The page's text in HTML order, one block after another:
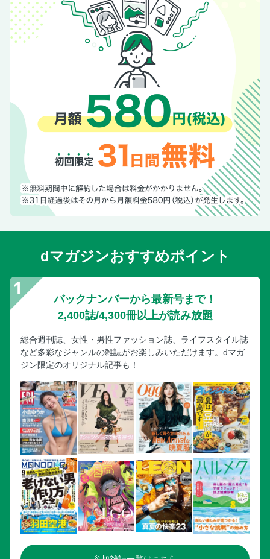
テレビでおなじみの名物社長に密着スーパーアキダイ
スタアの特等席 古今亭志ん朝
dマガジンおすすめポイント
バックナンバーから最新号まで！
2,400誌/4,300冊以上が読み放題
総合週刊誌、女性・男性ファッション誌、ライフスタイル誌
など多彩なジャンルの雑誌がお楽しみいただけます。dマガ
ジン限定のオリジナル記事も！